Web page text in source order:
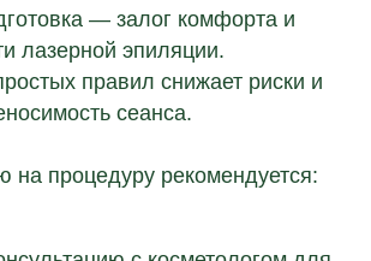
— залог комфорта и
лазерной эпиляции.
правил снижает риски и
сеанса.
на процедуру рекомендуется: